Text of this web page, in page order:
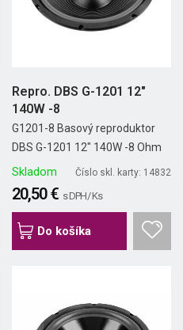
Repro. DBS G-1201 12"
140W -8
G1201-8 Basový reproduktor
DBS G-1201 12" 140W -8 Ohm
Skladom Číslo skl. karty: 14832
20,50 € s DPH/ Ks
Do košíka